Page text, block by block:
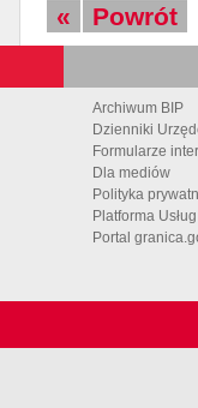
« Powrót
Archiwum BIP
Dzienniki
Formularze
Dla mediów
Polityka
Platforma
Portal